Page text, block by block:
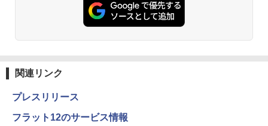
関連リンク
プレスリリース
フラット12のサービス情報